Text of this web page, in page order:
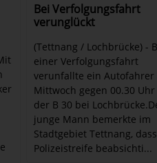
Bei Verfolgungsfahrt
verunglückt
(Tettnang / Lochbrücke) -
einer Verfolgungsfahrt
verunfallte ein Autofahrer
Mittwoch gegen 00.30
der B 30 bei
junge Mann bemerkte im
Stadtgebiet Tettnang,
Polizeistreife beabsichti...